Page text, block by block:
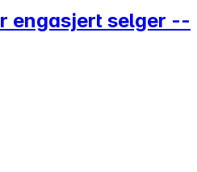
engasjert selger --